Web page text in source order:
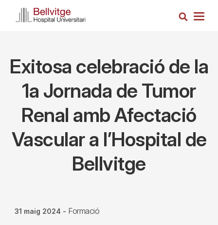
Cerca
Exitosa celebració de la
1a Jornada de Tumor
Renal amb Afectació
Vascular a l’Hospital de
Bellvitge
31 maig 2024 - Formació